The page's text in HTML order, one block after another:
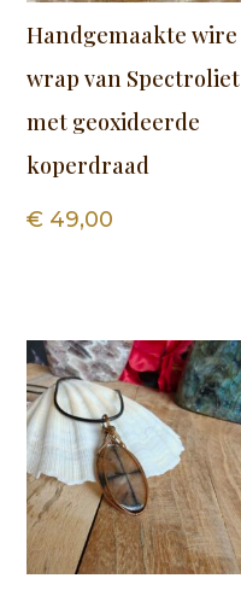
Handgemaakte wire
wrap van Spectroliet
met geoxideerde
koperdraad
€ 49,00